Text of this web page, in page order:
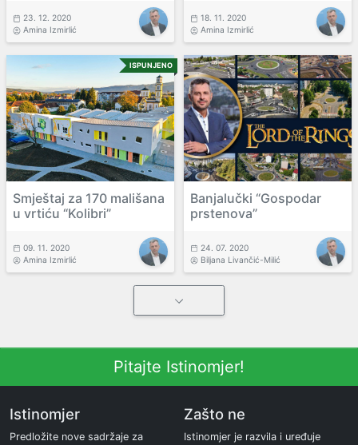
23. 12. 2020
Amina Izmirlić
18. 11. 2020
Amina Izmirlić
ISPUNJENO
Smještaj za 170 mališana
u vrtiću “Kolibri”
09. 11. 2020
Amina Izmirlić
Banjalučki “Gospodar
prstenova”
24. 07. 2020
Biljana Livančić-Milić
Pitajte Istinomjer!
Istinomjer
Predložite nove sadržaje za
Zašto ne
Istinomjer je razvila i uređuje